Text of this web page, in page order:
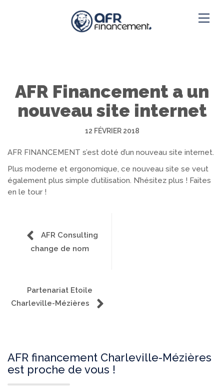
AFR Financement a un
nouveau site internet
12 FÉVRIER 2018
AFR FINANCEMENT s’est doté d’un nouveau site internet.
Plus moderne et ergonomique, ce nouveau site se veut
également plus simple d’utilisation. N’hésitez plus ! Faites
en le tour !
AFR Consulting
change de nom
Partenariat Etoile
Charleville-Mézières
AFR financement Charleville-Mézières
est proche de vous !